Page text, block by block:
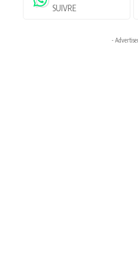
SUIVRE
-